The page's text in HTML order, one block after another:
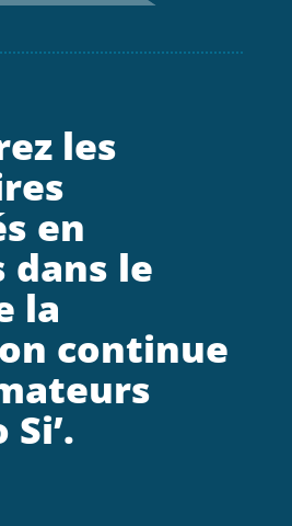
les
en
dans le
la
continue